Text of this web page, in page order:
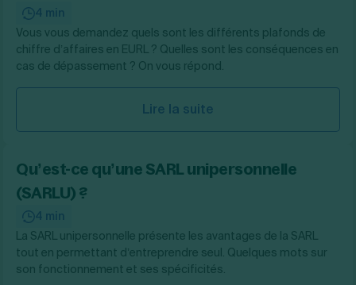
4 min
Vous vous demandez quels sont les différents plafonds de
chiffre d’affaires en EURL ? Quelles sont les conséquences en
cas de dépassement ? On vous répond.
Lire la suite
Qu’est-ce qu’une SARL unipersonnelle
(SARLU) ?
4 min
La SARL unipersonnelle présente les avantages de la SARL
tout en permettant d’entreprendre seul. Quelques mots sur
son fonctionnement et ses spécificités.